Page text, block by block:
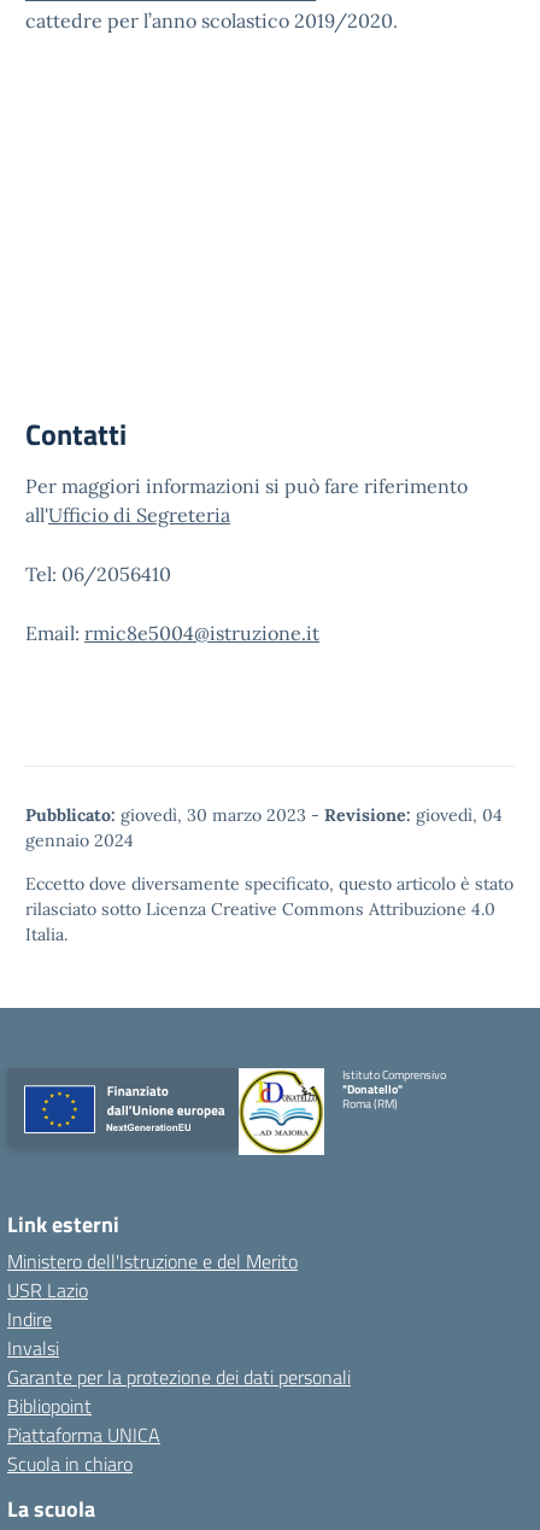
cattedre per l’anno scolastico 2019/2020.
Contatti
Per maggiori informazioni si può fare riferimento
all'Ufficio di Segreteria
Tel: 06/2056410
Email: rmic8e5004@istruzione.it
Pubblicato: giovedì, 30 marzo 2023 - Revisione: giovedì, 04
gennaio 2024
Eccetto dove diversamente specificato, questo articolo è stato
rilasciato sotto Licenza Creative Commons Attribuzione 4.0
Italia.
Istituto Comprensivo
"Donatello"
Roma (RM)
Link esterni
Ministero dell'Istruzione e del Merito
USR Lazio
Indire
Invalsi
Garante per la protezione dei dati personali
Bibliopoint
Piattaforma UNICA
Scuola in chiaro
La scuola